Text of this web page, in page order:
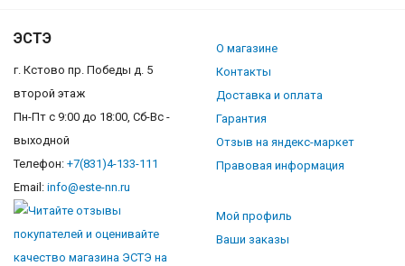
ЭСТЭ
г. Кстово пр. Победы д. 5
второй этаж
Пн-Пт с 9:00 до 18:00, Сб-Вс -
выходной
Телефон: +7(831)4-133-111
Email: info@este-nn.ru
О магазине
Контакты
Доставка и оплата
Гарантия
Отзыв на яндекс-маркет
Правовая информация
Мой профиль
Ваши заказы